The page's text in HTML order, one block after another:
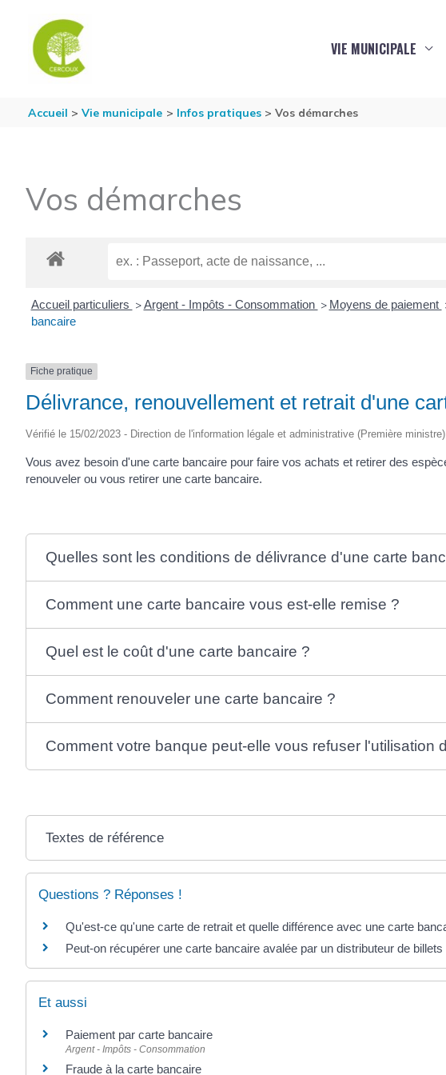
VIE MUNICIPALE
Accueil Vie municipale Infos pratiques Vos démarches
Vos démarches
Accueil particuliers > Argent - Impôts - Consommation > Moyens de paiement
bancaire
Fiche pratique
Délivrance, renouvellement et retrait d'une
Vérifié le 15/02/2023 - Direction de l'information légale et administrative (Première ministre)
Vous avez besoin d'une carte bancaire pour faire vos achats et retirer des
renouveler ou vous retirer une carte bancaire.
Quelles sont les conditions de délivrance d'une carte
Comment une carte bancaire vous est-elle remise ?
Quel est le coût d'une carte bancaire ?
Comment renouveler une carte bancaire ?
Comment votre banque peut-elle vous refuser l'utilisation
Textes de référence
Questions ? Réponses !
Qu'est-ce qu'une carte de retrait et quelle différence avec une carte
Peut-on récupérer une carte bancaire avalée par un distributeur de billets
Et aussi
Paiement par carte bancaire
Argent - Impôts - Consommation
Fraude à la carte bancaire